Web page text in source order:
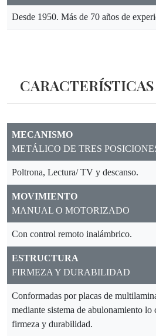
Desde 1950. Más de 70 años de
MECANISMO
METÁLICO DE TRES
Poltrona, Lectura/ TV y descanso.
MOVIMIENTO
MANUAL O MOTORIZADO
Con control remoto inalámbrico.
ESTRUCTURA
FIRMEZA Y DURABILIDAD
Conformadas por placas de
mediante sistema de abulonamiento lo
firmeza y durabilidad.